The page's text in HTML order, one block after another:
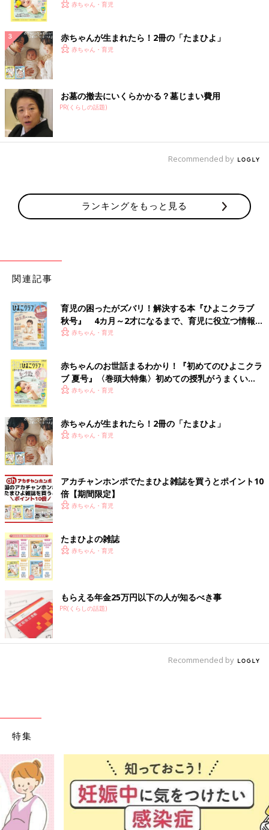
く！ おっぱい・ミルクの基本と夏のトラブル 解決テ
赤ちゃん・育児
赤ちゃんが生まれたら！2冊の「たまひよ」
赤ちゃん・育児
お墓の撤去にいくらかかる？墓じまい費用
PR(くらしの話題)
Recommended by
ランキングをもっと見る
関連記事
育児の困ったがズバリ！解決する本『ひよこクラブ
秋号』 4カ月～2才になるまで、育児に役立つ情報が
いっぱい！
赤ちゃん・育児
赤ちゃんのお世話まるわかり！『初めてのひよこクラ
ブ 夏号』〈巻頭大特集〉初めての授乳がうまくい
く！ おっぱい・ミルクの基本と夏のトラブル 解決テ
赤ちゃん・育児
赤ちゃんが生まれたら！2冊の「たまひよ」
赤ちゃん・育児
アカチャンホンポでたまひよ雑誌を買うとポイント10
倍【期間限定】
赤ちゃん・育児
たまひよの雑誌
赤ちゃん・育児
もらえる年金25万円以下の人が知るべき事
PR(くらしの話題)
Recommended by
特集